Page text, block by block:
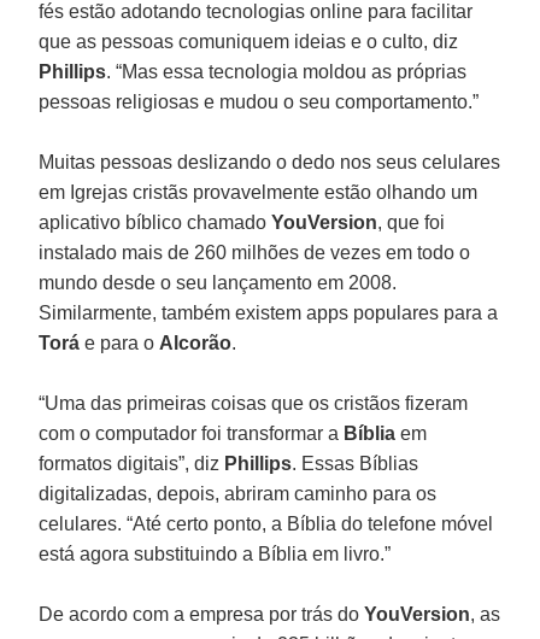
fés estão adotando tecnologias online para facilitar
que as pessoas comuniquem ideias e o culto, diz
Phillips. “Mas essa tecnologia moldou as próprias
pessoas religiosas e mudou o seu comportamento.”
Muitas pessoas deslizando o dedo nos seus celulares
em Igrejas cristãs provavelmente estão olhando um
aplicativo bíblico chamadoYouVersion, que foi
instalado mais de 260 milhões de vezes em todo o
mundo desde o seu lançamento em 2008.
Similarmente, também existem apps populares para a
Torá e para o Alcorão.
“Uma das primeiras coisas que os cristãos fizeram
com o computador foi transformar a Bíblia em
formatos digitais”, diz Phillips. Essas Bíblias
digitalizadas, depois, abriram caminho para os
celulares. “Até certo ponto, a Bíblia do telefone móvel
está agora substituindo a Bíblia em livro.”
De acordo com a empresa por trás doYouVersion, as